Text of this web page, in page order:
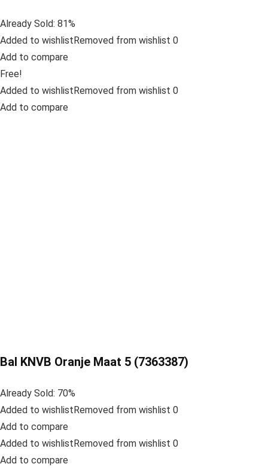
Already Sold: 81%
Added to wishlistRemoved from wishlist 0
Add to compare
Free!
Added to wishlistRemoved from wishlist 0
Add to compare
Bal KNVB Oranje Maat 5 (7363387)
Already Sold: 70%
Added to wishlistRemoved from wishlist 0
Add to compare
Added to wishlistRemoved from wishlist 0
Add to compare